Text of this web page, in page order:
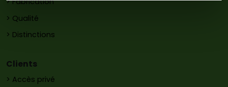
> Qualité
> Distinctions
Clients
> Accès privé